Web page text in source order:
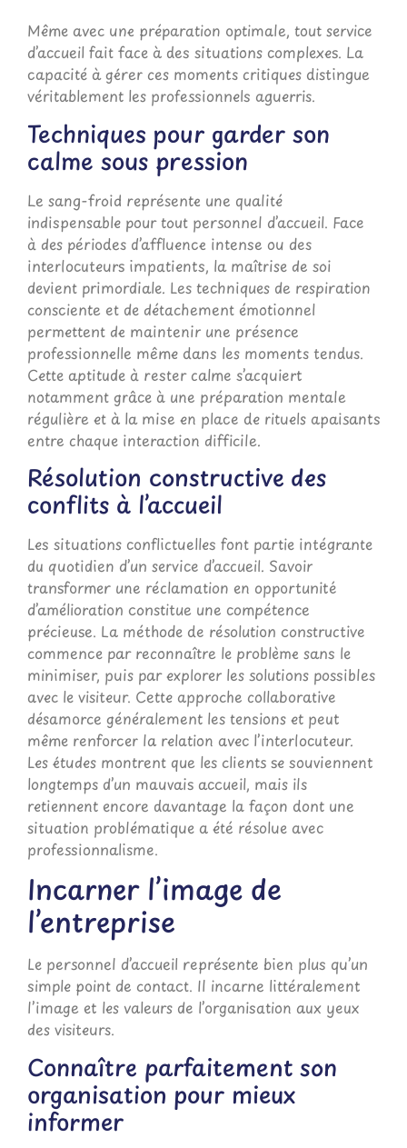
Même avec une préparation optimale, tout service
d’accueil fait face à des situations complexes. La
capacité à gérer ces moments critiques distingue
véritablement les professionnels aguerris.
Techniques pour garder son
calme sous pression
Le sang-froid représente une qualité
indispensable pour tout personnel d’accueil. Face
à des périodes d’affluence intense ou des
interlocuteurs impatients, la maîtrise de soi
devient primordiale. Les techniques de respiration
consciente et de détachement émotionnel
permettent de maintenir une présence
professionnelle même dans les moments tendus.
Cette aptitude à rester calme s’acquiert
notamment grâce à une préparation mentale
régulière et à la mise en place de rituels apaisants
entre chaque interaction difficile.
Résolution constructive des
conflits à l’accueil
Les situations conflictuelles font partie intégrante
du quotidien d’un service d’accueil. Savoir
transformer une réclamation en opportunité
d’amélioration constitue une compétence
précieuse. La méthode de résolution constructive
commence par reconnaître le problème sans le
minimiser, puis par explorer les solutions possibles
avec le visiteur. Cette approche collaborative
désamorce généralement les tensions et peut
même renforcer la relation avec l’interlocuteur.
Les études montrent que les clients se souviennent
longtemps d’un mauvais accueil, mais ils
retiennent encore davantage la façon dont une
situation problématique a été résolue avec
professionnalisme.
Incarner l’image de
l’entreprise
Le personnel d’accueil représente bien plus qu’un
simple point de contact. Il incarne littéralement
l’image et les valeurs de l’organisation aux yeux
des visiteurs.
Connaître parfaitement son
organisation pour mieux
informer